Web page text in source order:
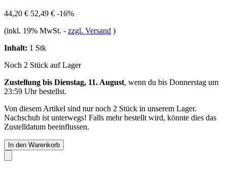
44,20 € 52,49 € -16%
(inkl. 19% MwSt. - zzgl. Versand )
Inhalt: 1 Stk
Noch 2 Stück auf Lager
Zustellung bis Dienstag, 11. August, wenn du bis Donnerstag um
23:59 Uhrbestellst.
Von diesem Artikel sind nur noch 2 Stück in unserem Lager.
Nachschub ist unterwegs! Falls mehr bestellt wird, könnte dies das
Zustelldatum beeinflussen.
In den Warenkorb